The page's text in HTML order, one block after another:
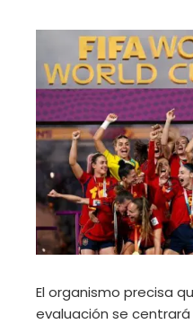
El organismo precisa
evaluación se